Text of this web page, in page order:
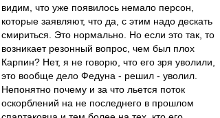
видим, что уже появилось немало персон,
которые заявляют, что да, с этим надо дескать
смириться. Это нормально. Но если это так, то
возникает резонный вопрос, чем был плох
Карпин? Нет, я не говорю, что его зря уволили,
это вообще дело Федуна - решил - уволил.
Непонятно почему и за что льется поток
оскорблений на не последнего в прошлом